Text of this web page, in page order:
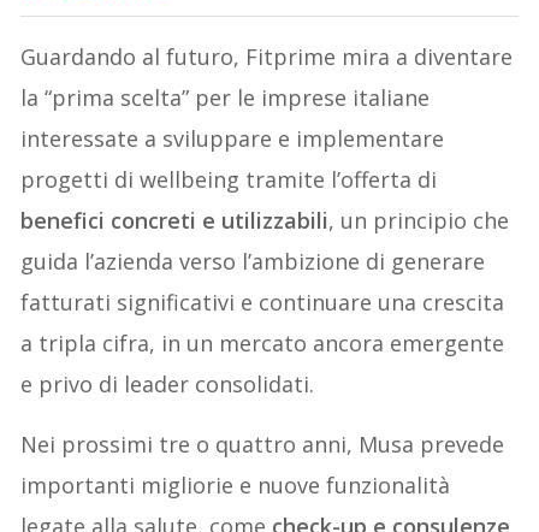
Guardando al futuro, Fitprime mira a diventare
la “prima scelta” per le imprese italiane
interessate a sviluppare e implementare
progetti di wellbeing tramite l’offerta di
benefici concreti e utilizzabili, un principio che
guida l’azienda verso l’ambizione di generare
fatturati significativi e continuare una crescita
a tripla cifra, in un mercato ancora emergente
e privo di leader consolidati.
Nei prossimi tre o quattro anni, Musa prevede
importanti migliorie e nuove funzionalità